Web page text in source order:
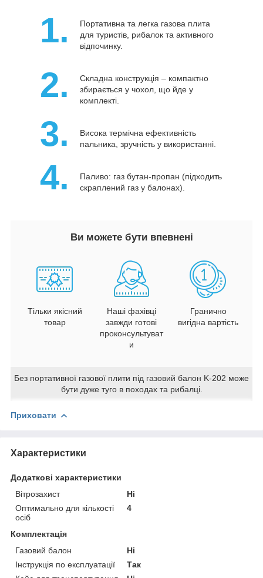
1.
Портативна та легка газова плита
для туристів, рибалок та активного
відпочинку.
2.
Складна конструкція – компактно
збирається у чохол, що йде у
комплекті.
3.
Висока термічна ефективність
пальника, зручність у використанні.
4.
Паливо: газ бутан-пропан (підходить
скраплений газ у балонах).
Ви можете бути впевнені
Тільки якісний
товар
Наші фахівці
завжди готові
проконсультуват
и
Гранично
вигідна вартість
Без портативної газової плити під газовий балон K-202 може
бути дуже туго в походах та рибалці.
Приховати
Характеристики
Додаткові характеристики
Вітрозахист
Ні
Оптимально для кількості
осіб
4
Комплектація
Газовий балон
Ні
Інструкція по експлуатації
Так